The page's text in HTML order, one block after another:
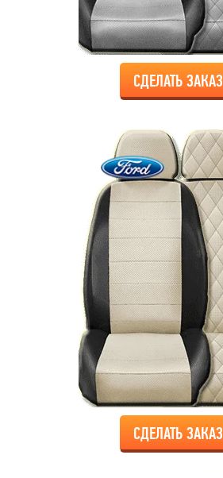
СДЕЛАТЬ ЗАКАЗ
СДЕЛАТЬ ЗАКАЗ